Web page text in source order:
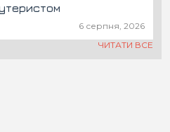
6 серпня, 2026
ЧИТАТИ ВСЕ